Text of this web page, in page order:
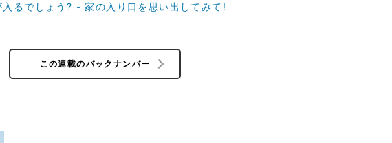
入るでしょう? - 家の入り口を思い出してみて!
この連載のバックナンバー